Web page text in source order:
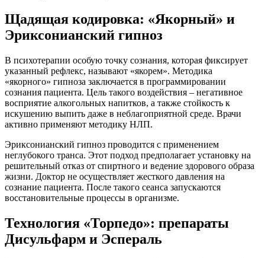
Щадящая кодировка: «Якорный» и
Эриксонианский гипноз
В психотерапии особую точку сознания, которая фиксирует
указанный рефлекс, называют «якорем». Методика
«якорного» гипноза заключается в программировании
сознания пациента. Цель такого воздействия – негативное
восприятие алкогольных напитков, а также стойкость к
искушению выпить даже в неблагоприятной среде. Врачи
активно применяют методику НЛП.
Эриксонианский гипноз проводится с применением
неглубокого транса. Этот подход предполагает установку на
решительный отказ от спиртного и ведение здорового образа
жизни. Доктор не осуществляет жесткого давления на
сознание пациента. После такого сеанса запускаются
восстановительные процессы в организме.
Технология «Торпедо»: препараты
Дисульфарм и Эспераль